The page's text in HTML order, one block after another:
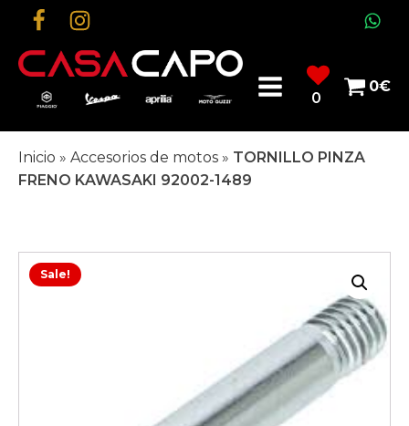
0
0€
Inicio » Accesorios de motos » TORNILLO PINZA
FRENO KAWASAKI 92002-1489
Sale!